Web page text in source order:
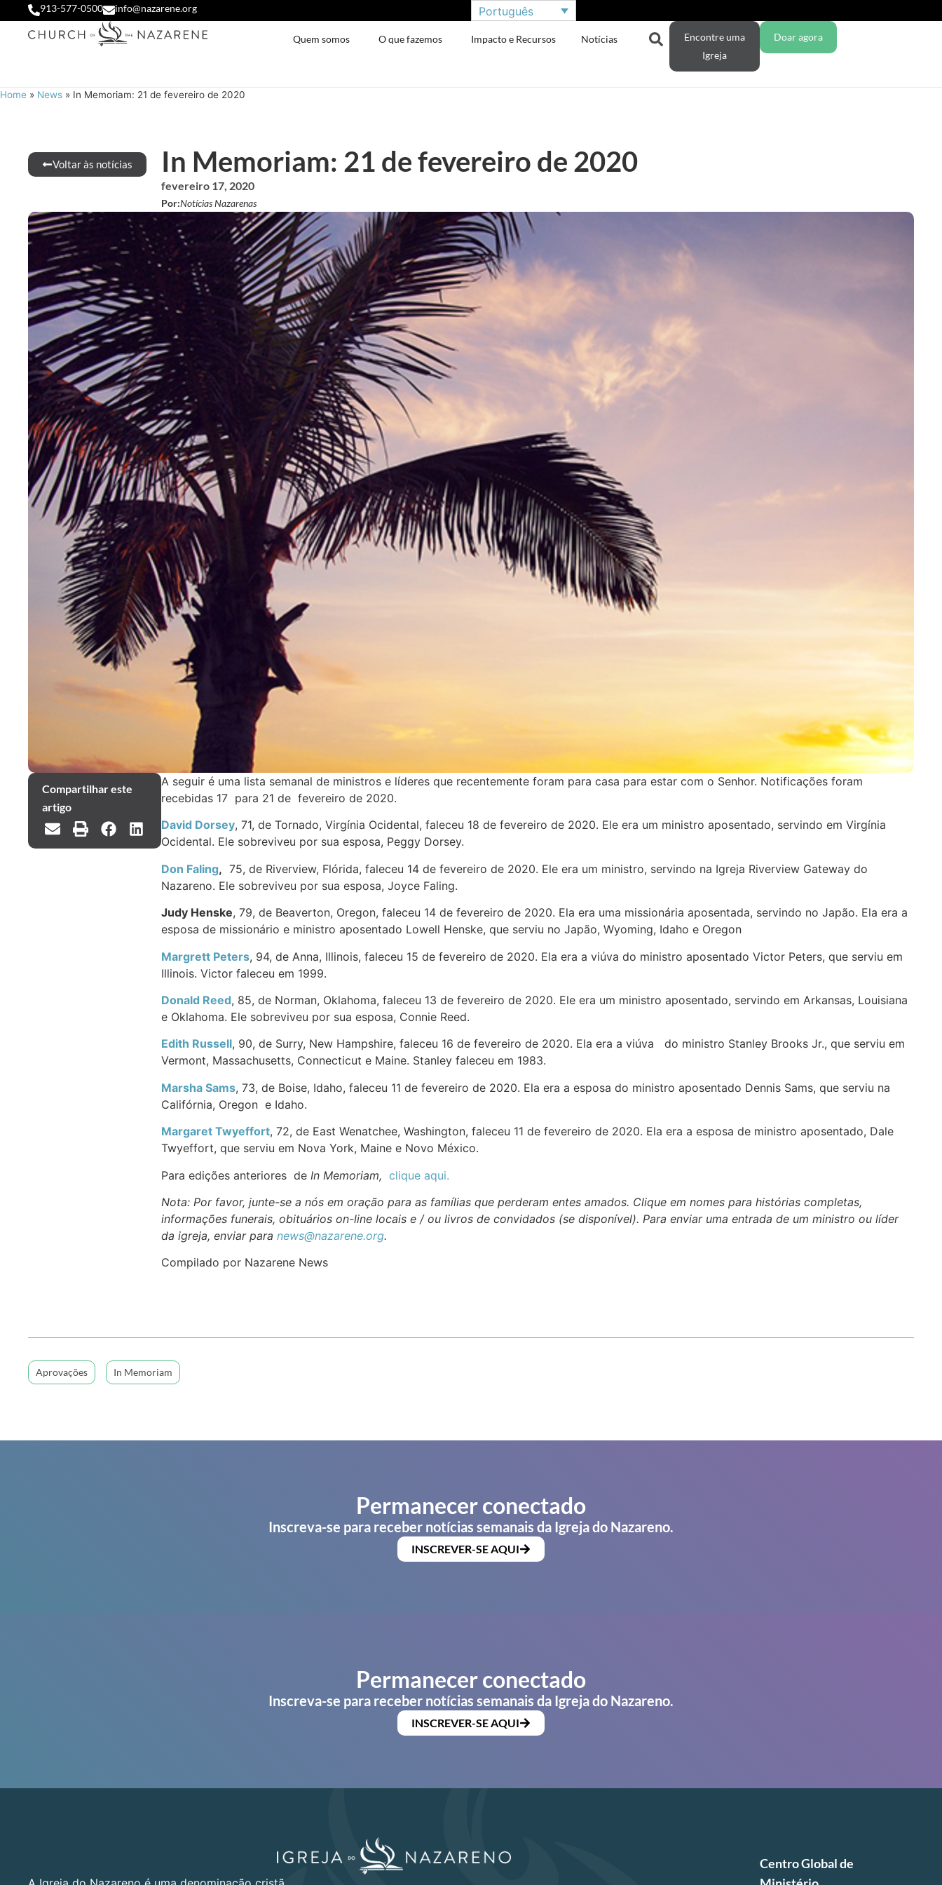
913-577-0500 info@nazarene.org Português
Quem somos O que fazemos Impacto e Recursos Notícias
Encontre uma
Igreja
Doar agora
Home » News » In Memoriam: 21 de fevereiro de 2020
Voltar às notícias In Memoriam: 21 de fevereiro de 2020
fevereiro 17, 2020
Por:Notícias Nazarenas
Compartilhar este
artigo
A seguir é uma lista semanal de ministros e líderes que recentemente foram para casa para estar com o Senhor. Notificações foram
recebidas 17 para 21 de fevereiro de 2020.
David Dorsey, 71, de Tornado, Virgínia Ocidental, faleceu 18 de fevereiro de 2020. Ele era um ministro aposentado, servindo em Virgínia
Ocidental. Ele sobreviveu por sua esposa, Peggy Dorsey.
Don Faling, 75, de Riverview, Flórida, faleceu 14 de fevereiro de 2020. Ele era um ministro, servindo na Igreja Riverview Gateway do
Nazareno. Ele sobreviveu por sua esposa, Joyce Faling.
Judy Henske, 79, de Beaverton, Oregon, faleceu 14 de fevereiro de 2020. Ela era uma missionária aposentada, servindo no Japão. Ela era a
esposa de missionário e ministro aposentado Lowell Henske, que serviu no Japão, Wyoming, Idaho e Oregon
Margrett Peters, 94, de Anna, Illinois, faleceu 15 de fevereiro de 2020. Ela era a viúva do ministro aposentado Victor Peters, que serviu em
Illinois. Victor faleceu em 1999.
Donald Reed, 85, de Norman, Oklahoma, faleceu 13 de fevereiro de 2020. Ele era um ministro aposentado, servindo em Arkansas, Louisiana
e Oklahoma. Ele sobreviveu por sua esposa, Connie Reed.
Edith Russell, 90, de Surry, New Hampshire, faleceu 16 de fevereiro de 2020. Ela era a viúva do ministro Stanley Brooks Jr., que serviu em
Vermont, Massachusetts, Connecticut e Maine. Stanley faleceu em 1983.
Marsha Sams, 73, de Boise, Idaho, faleceu 11 de fevereiro de 2020. Ela era a esposa do ministro aposentado Dennis Sams, que serviu na
Califórnia, Oregon e Idaho.
Margaret Twyeffort, 72, de East Wenatchee, Washington, faleceu 11 de fevereiro de 2020. Ela era a esposa de ministro aposentado, Dale
Twyeffort, que serviu em Nova York, Maine e Novo México.
Para edições anteriores de In Memoriam, clique aqui.
Nota: Por favor, junte-se a nós em oração para as famílias que perderam entes amados. Clique em nomes para histórias completas,
informações funerais, obituários on-line locais e / ou livros de convidados (se disponível). Para enviar uma entrada de um ministro ou líder
da igreja, enviar para news@nazarene.org.
Compilado por Nazarene News
Aprovações In Memoriam
Permanecer conectado
Inscreva-se para receber notícias semanais da Igreja do Nazareno.
INSCREVER-SE AQUI
Permanecer conectado
Inscreva-se para receber notícias semanais da Igreja do Nazareno.
INSCREVER-SE AQUI
Centro Global de